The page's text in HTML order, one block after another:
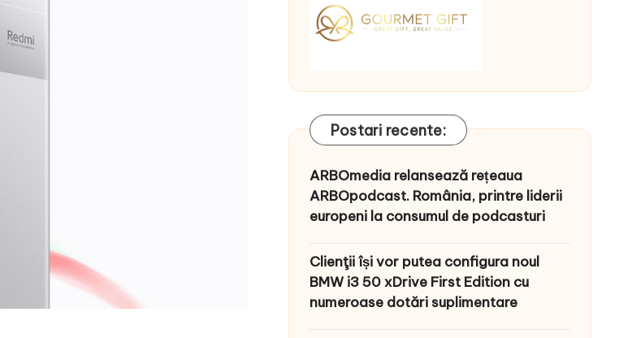
Postari recente:
ARBOmedia relansează rețeaua
ARBOpodcast. România, printre liderii
europeni la consumul de podcasturi
Clienţii își vor putea configura noul
BMW i3 50 xDrive First Edition cu
numeroase dotări suplimentare